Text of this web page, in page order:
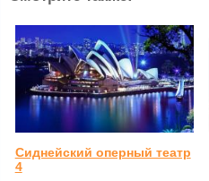
Сиднейский оперный театр
4